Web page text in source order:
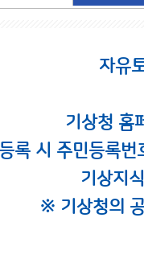
자유
기상청 홈
록 시 주민등록
기상지
※ 기상청의